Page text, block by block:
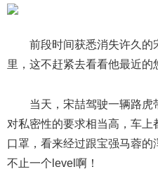
前段时间获悉消失许久的
里，这不赶紧去看看他最近的
当天，宋喆驾驶一辆路虎
对私密性的要求相当高，车
口罩，看来经过跟宝强马蓉
不止一个level啊！